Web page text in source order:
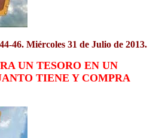
46. Miércoles 31 de Julio de 2013.
UN TESORO EN UN
TIENE Y COMPRA